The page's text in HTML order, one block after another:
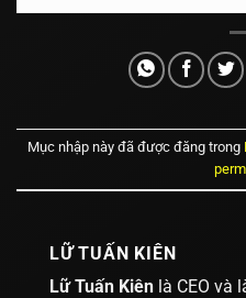
Mục nhập này đã được đăng trong
LỮ TUẤN KIÊN
Lữ Tuấn Kiên là CEO và